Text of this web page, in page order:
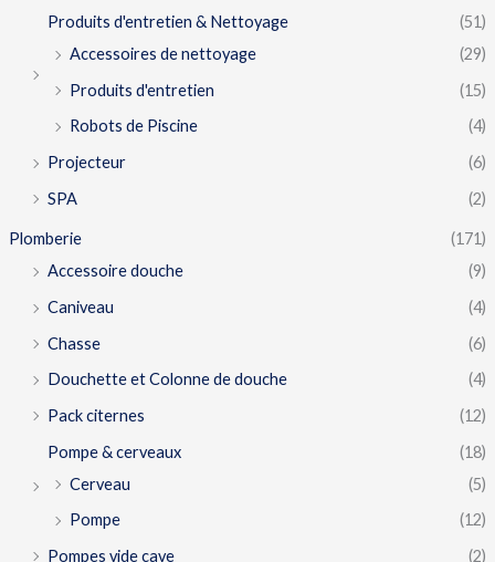
Produits d'entretien & Nettoyage
(51)
Accessoires de nettoyage
(29)
Produits d'entretien
(15)
Robots de Piscine
(4)
Projecteur
(6)
SPA
(2)
Plomberie
(171)
Accessoire douche
(9)
Caniveau
(4)
Chasse
(6)
Douchette et Colonne de douche
(4)
Pack citernes
(12)
Pompe & cerveaux
(18)
Cerveau
(5)
Pompe
(12)
Pompes vide cave
(2)